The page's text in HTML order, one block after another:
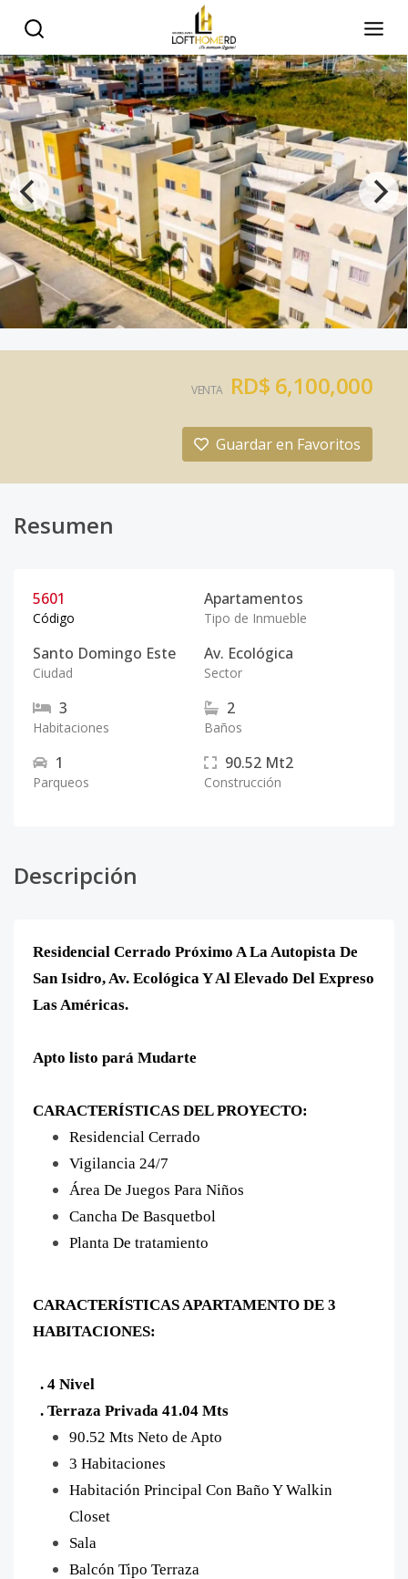
VENTA RD$ 6,100,000
Guardar en Favoritos
Resumen
5601
Código
Apartamentos
Tipo de Inmueble
Santo Domingo Este
Ciudad
Av. Ecológica
Sector
3
Habitaciones
2
Baños
1
Parqueos
90.52 Mt2
Construcción
Descripción
Residencial Cerrado Próximo A La Autopista De
San Isidro, Av. Ecológica Y Al Elevado Del Expreso
Las Américas.
Apto listo pará Mudarte
CARACTERÍSTICAS DEL PROYECTO:
Residencial Cerrado
Vigilancia 24/7
Área De Juegos Para Niños
Cancha De Basquetbol
Planta De tratamiento
CARACTERÍSTICAS APARTAMENTO DE 3
HABITACIONES:
. 4 Nivel
. Terraza Privada 41.04 Mts
90.52 Mts Neto de Apto
3 Habitaciones
Habitación Principal Con Baño Y Walkin
Closet
Sala
Balcón Tipo Terraza